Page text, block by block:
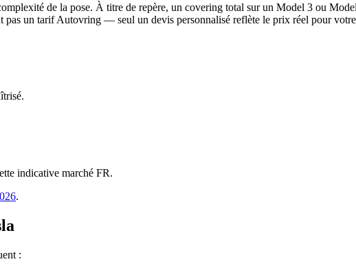
de la pose. À titre de repère, un covering total sur un Model 3 ou
pas un tarif Autovring — seul un devis personnalisé reflète le prix réel pour
indicative marché FR.
.
: